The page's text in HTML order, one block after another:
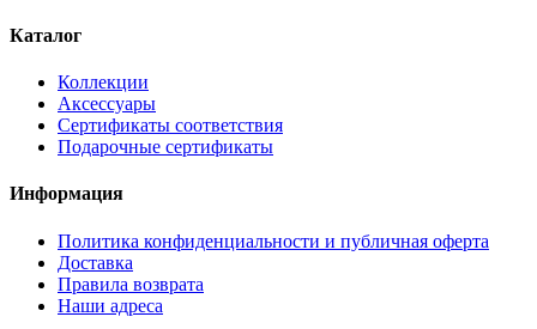
Каталог
Коллекции
Аксессуары
Сертификаты соответствия
Подарочные сертификаты
Информация
Политика конфиденциальности и публичная оферта
Доставка
Правила возврата
Наши адреса